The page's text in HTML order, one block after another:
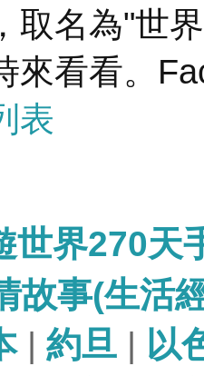
取名為"世
來看看。
表
世界270天
故事(生活
| 約旦 | 以